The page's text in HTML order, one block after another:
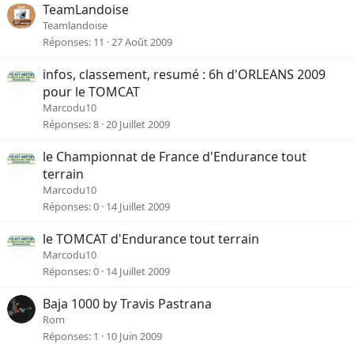
TeamLandoise
Teamlandoise
Réponses 11 27 Août 2009
infos, classement, resumé : 6h d'ORLEANS 2009
pour le TOMCAT
Marcodu10
Réponses 8 20 Juillet 2009
le Championnat de France d'Endurance tout
terrain
Marcodu10
Réponses 0 14 Juillet 2009
le TOMCAT d'Endurance tout terrain
Marcodu10
Réponses 0 14 Juillet 2009
Baja 1000 by Travis Pastrana
Rom
Réponses 1 10 Juin 2009